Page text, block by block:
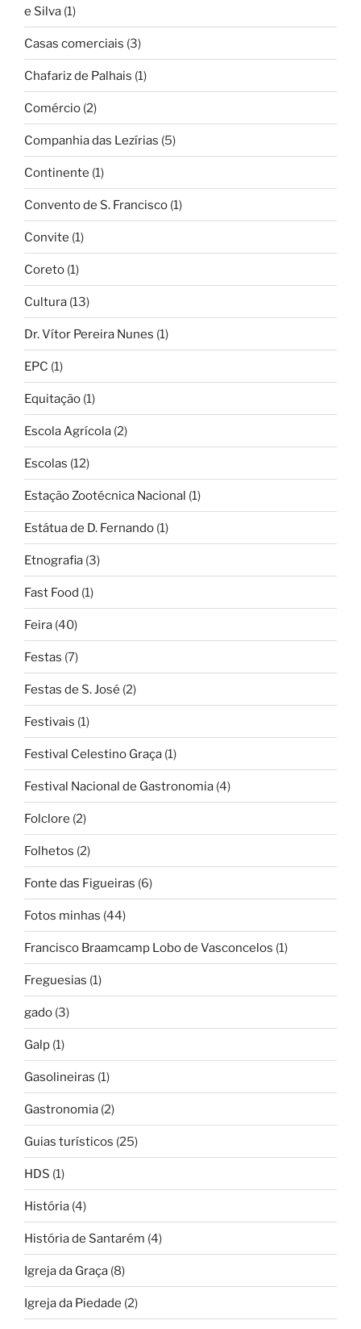
e Silva (1)
Casas comerciais (3)
Chafariz de Palhais (1)
Comércio (2)
Companhia das Lezírias (5)
Continente (1)
Convento de S. Francisco (1)
Convite (1)
Coreto (1)
Cultura (13)
Dr. Vítor Pereira Nunes (1)
EPC (1)
Equitação (1)
Escola Agrícola (2)
Escolas (12)
Estação Zootécnica Nacional (1)
Estátua de D. Fernando (1)
Etnografia (3)
Fast Food (1)
Feira (40)
Festas (7)
Festas de S. José (2)
Festivais (1)
Festival Celestino Graça (1)
Festival Nacional de Gastronomia (4)
Folclore (2)
Folhetos (2)
Fonte das Figueiras (6)
Fotos minhas (44)
Francisco Braamcamp Lobo de Vasconcelos (1)
Freguesias (1)
gado (3)
Galp (1)
Gasolineiras (1)
Gastronomia (2)
Guias turísticos (25)
HDS (1)
História (4)
História de Santarém (4)
Igreja da Graça (8)
Igreja da Piedade (2)